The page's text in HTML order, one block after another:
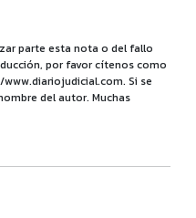
parte esta nota o del fallo
por favor cítenos como
Si se
del autor. Muchas